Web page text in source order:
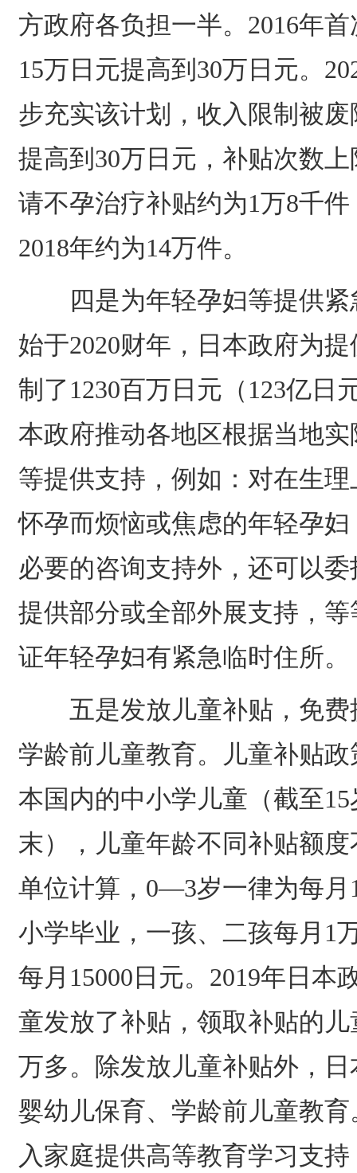
方政府各负担一半。2016年
15万日元提高到30万日元。
步充实该计划，收入限制被
提高到30万日元，补贴次数
请不孕治疗补贴约为1万8千
2018年约为14万件。
四是为年轻孕妇等提供紧
始于2020财年，日本政府为
制了1230百万日元（123亿日
本政府推动各地区根据当地
等提供支持，例如：对在生
怀孕而烦恼或焦虑的年轻孕
必要的咨询支持外，还可以
提供部分或全部外展支持，
证年轻孕妇有紧急临时住所。
五是发放儿童补贴，免费
学龄前儿童教育。儿童补贴
本国内的中小学儿童（截至
末），儿童年龄不同补贴额
单位计算，0—3岁一律为每月
小学毕业，一孩、二孩每月1
每月15000日元。2019年日本
童发放了补贴，领取补贴的儿
万多。除发放儿童补贴外，
婴幼儿保育、学龄前儿童教
入家庭提供高等教育学习支